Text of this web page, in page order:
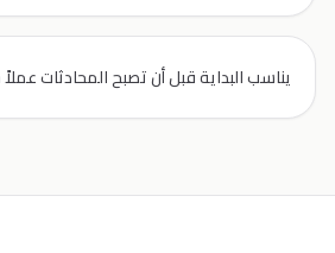
يناسب البداية قبل أن تصبح المحادثات